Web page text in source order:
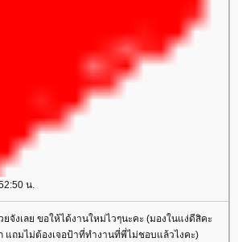
น.
จังเลย ขอให้ได้งานใหม่ไวๆนะคะ (มองในแง่ดีสิคะ
แถมไม่ต้องเจอป้าที่ทำงานที่พี่ไม่ชอบแล้วไงคะ)